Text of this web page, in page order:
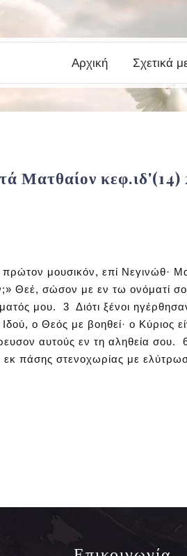
Αρχική Σχετικά
Ματθαίον
μουσικόν, επί Νεγινώθ·
Θεέ, σώσον με εν τω ονόματί
μου. 3 Διότι ξένοι
ο Θεός με βοηθεί· ο Κύριος
αυτούς εν τη αληθεία
πάσης στενοχωρίας με